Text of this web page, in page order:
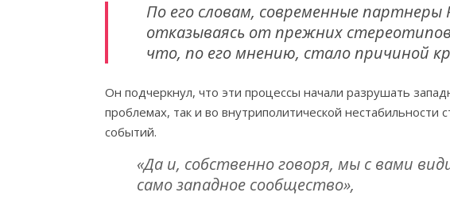
По его словам, современные
отказываясь от прежних
что, по его мнению, стало причиной
Он подчеркнул, что эти процессы начали разрушать
проблемах, так и во внутриполитической
событий.
«Да и, собственно говоря, мы с вами
само западное сообщество»,